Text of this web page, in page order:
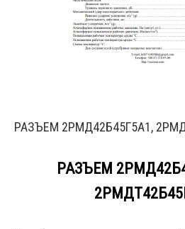
РАЗЪЕМ 2РМД42Б45Г5А1,
РАЗЪЕМ